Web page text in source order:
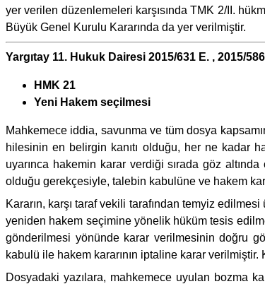
yer verilen düzenlemeleri karşısında TMK 2/II.
Büyük Genel Kurulu Kararında da yer verilmiştir.
Yargıtay 11. Hukuk Dairesi 2015/631 E. , 2015/
HMK 21
Yeni Hakem seçilmesi
Mahkemece iddia, savunma ve tüm dosya
hilesinin en belirgin kanıtı olduğu, her ne kadar
uyarınca hakemin karar verdiği sırada göz
olduğu gerekçesiyle, talebin kabulüne ve hakem
Kararın, karşı taraf vekili tarafından temyiz
yeniden hakem seçimine yönelik hüküm tesis
gönderilmesi yönünde karar verilmesinin doğru
kabulü ile hakem kararının iptaline karar
Dosyadaki yazılara, mahkemece uyulan bozma